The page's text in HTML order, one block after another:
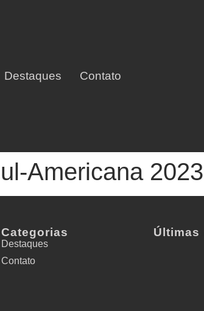
Destaques Contato
Americana
Categorias
Destaques
Contato
Últimas